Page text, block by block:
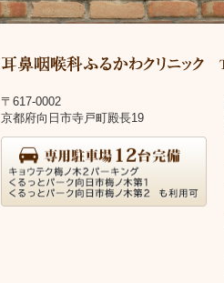
ク
リ
ッ
ク
〒617-0002
京都府向日市寺戸町殿長19